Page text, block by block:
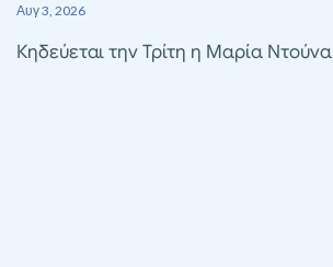
Αυγ 3, 2026
Κηδεύεται την Τρίτη η Μαρία Ντούνα